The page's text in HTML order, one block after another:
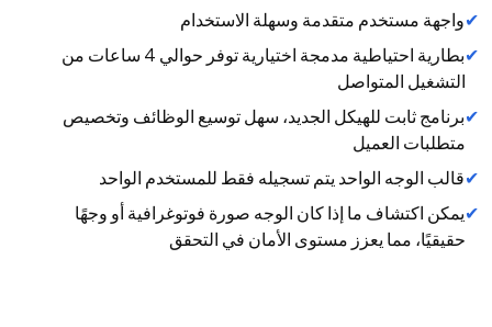
واجهة مستخدم متقدمة وسهلة الاستخدام
بطارية احتياطية مدمجة اختيارية توفر حوالي 4 ساعات من
التشغيل المتواصل
برنامج ثابت للهيكل الجديد، سهل توسيع الوظائف وتخصيص
متطلبات العميل
قالب الوجه الواحد يتم تسجيله فقط للمستخدم الواحد
يمكن اكتشاف ما إذا كان الوجه صورة فوتوغرافية أو وجهًا
حقيقيًا، مما يعزز مستوى الأمان في التحقق